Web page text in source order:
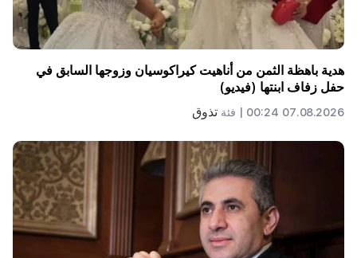
هدية باهظة الثمن من أناهيت كيراكوسيان وزوجها السابق في
حفل زفاف ابنتها (فيديو)
07.08.2026 00:24 | فئة تذوق